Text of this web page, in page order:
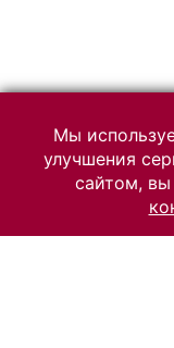
Мы
улучшения
сайтом, вы